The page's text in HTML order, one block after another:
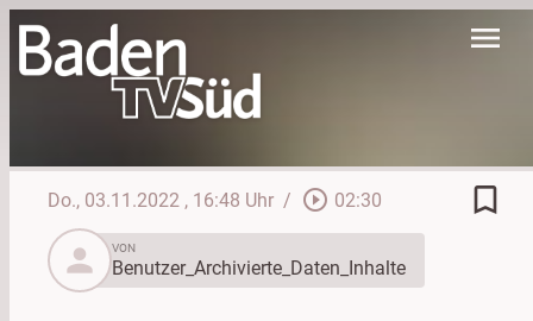
menu
Do., 03.11.2022 , 16:48 Uhr / play_circle_outline 02:30
bookmark_border
person
VON
Benutzer_Archivierte_Daten_Inhalte